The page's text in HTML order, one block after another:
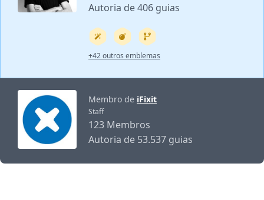
Autoria de 406 guias
+42 outros emblemas
Membro de iFixit
Staff
123 Membros
Autoria de 53.537 guias